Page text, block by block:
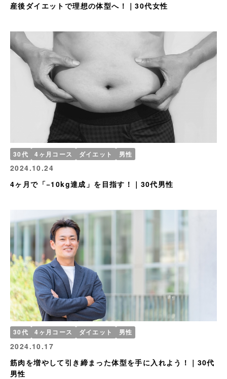
産後ダイエットで理想の体型へ！｜30代女性
30代 4ヶ月コース ダイエット 男性
2024.10.24
4ヶ月で「−10kg達成」を目指す！｜30代男性
30代 4ヶ月コース ダイエット 男性
2024.10.17
筋肉を増やして引き締まった体型を手に入れよう！｜30代
男性